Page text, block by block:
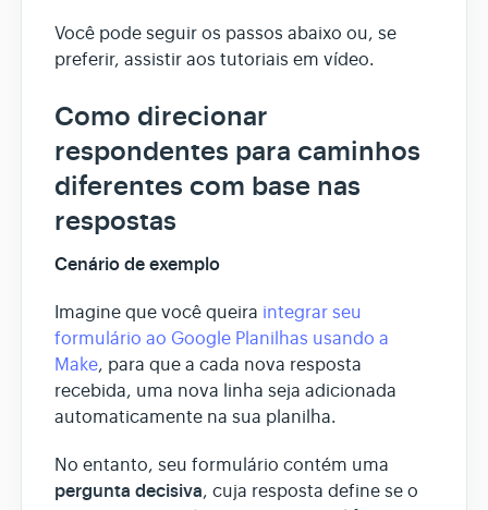
Você pode seguir os passos abaixo ou, se
preferir, assistir aos tutoriais em vídeo.
Como direcionar
respondentes para caminhos
diferentes com base nas
respostas
Cenário de exemplo
Imagine que você queira integrar seu
formulário ao Google Planilhas usando a
Make, para que a cada nova resposta
recebida, uma nova linha seja adicionada
automaticamente na sua planilha.
No entanto, seu formulário contém uma
pergunta decisiva, cuja resposta define se o